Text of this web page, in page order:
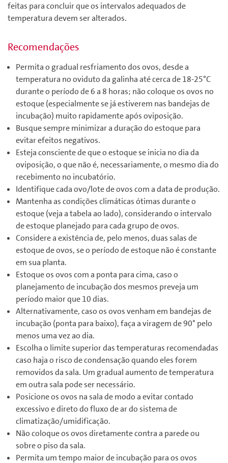
feitas para concluir que os intervalos adequados de
temperatura devem ser alterados.
Recomendações
Permita o gradual resfriamento dos ovos, desde a
temperatura no oviduto da galinha até cerca de 18-25°C
durante o período de 6 a 8 horas; não coloque os ovos no
estoque (especialmente se já estiverem nas bandejas de
incubação) muito rapidamente após oviposição.
Busque sempre minimizar a duração do estoque para
evitar efeitos negativos.
Esteja consciente de que o estoque se inicia no dia da
oviposição, o que não é, necessariamente, o mesmo dia do
recebimento no incubatório.
Identifique cada ovo/lote de ovos com a data de produção.
Mantenha as condições climáticas ótimas durante o
estoque (veja a tabela ao lado), considerando o intervalo
de estoque planejado para cada grupo de ovos.
Considere a existência de, pelo menos, duas salas de
estoque de ovos, se o período de estoque não é constante
em sua planta.
Estoque os ovos com a ponta para cima, caso o
planejamento de incubação dos mesmos preveja um
período maior que 10 dias.
Alternativamente, caso os ovos venham em bandejas de
incubação (ponta para baixo), faça a viragem de 90° pelo
menos uma vez ao dia.
Escolha o limite superior das temperaturas recomendadas
caso haja o risco de condensação quando eles forem
removidos da sala. Um gradual aumento de temperatura
em outra sala pode ser necessário.
Posicione os ovos na sala de modo a evitar contado
excessivo e direto do fluxo de ar do sistema de
climatização/umidificação.
Não coloque os ovos diretamente contra a parede ou
sobre o piso da sala.
Permita um tempo maior de incubação para os ovos